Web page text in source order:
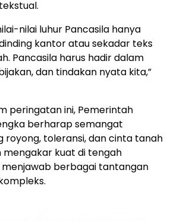
nilai luhur Pancasila hanya
kantor atau sekadar teks
Pancasila harus hadir dalam
dan tindakan nyata kita,”
peringatan ini, Pemerintah
berharap semangat
royong, toleransi, dan cinta tanah
kuat di tengah
berbagai tantangan